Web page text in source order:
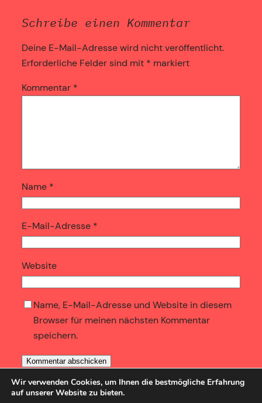
Schreibe einen Kommentar
Deine E-Mail-Adresse wird nicht veröffentlicht.
Erforderliche Felder sind mit * markiert
Kommentar *
Name *
E-Mail-Adresse *
Website
Name, E-Mail-Adresse und Website in diesem
Browser für meinen nächsten Kommentar
speichern.
Wir verwenden Cookies, um Ihnen die bestmögliche Erfahrung
auf unserer Website zu bieten.